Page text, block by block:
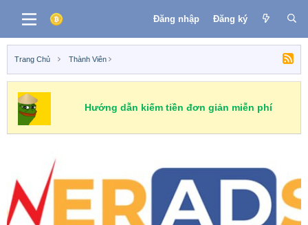
Đăng nhập Đăng ký
Trang Chủ Thành Viên
Hướng dẫn kiếm tiền đơn giản miễn phí